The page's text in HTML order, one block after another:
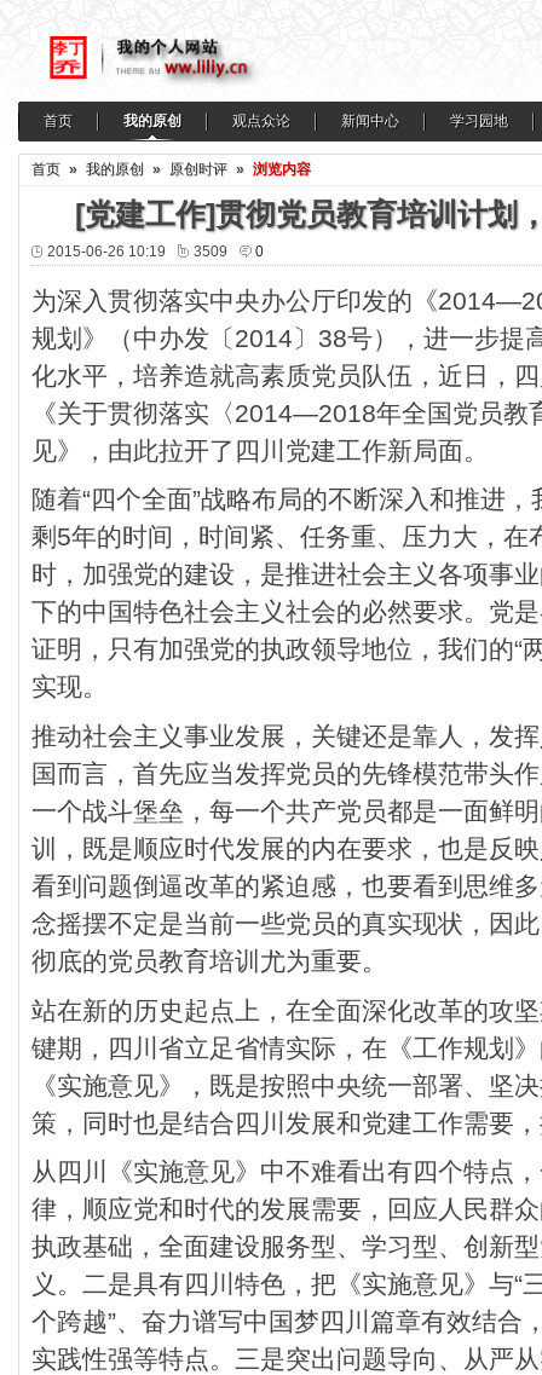
首页 我的原创 观点众论 新闻中心 学习园地
首页 » 我的原创 » 原创时评 » 浏览内容
[党建工作]贯彻党员教育培训计划
2015-06-26 10:19 3509 0
为深入贯彻落实中央办公厅印发的《
规划》（中办发〔2014〕38号），进一步提
化水平，培养造就高素质党员队伍，近日，
《关于贯彻落实〈2014—2018年全国党员教
见》，由此拉开了四川党建工作新局面。
随着“四个全面”战略布局的不断深入和推进
剩5年的时间，时间紧、任务重、压力大，在
时，加强党的建设，是推进社会主义各项事
下的中国特色社会主义社会的必然要求。党
证明，只有加强党的执政领导地位，我们的“
实现。
推动社会主义事业发展，关键还是靠人，发
国而言，首先应当发挥党员的先锋模范带头
一个战斗堡垒，每一个共产党员都是一面鲜
训，既是顺应时代发展的内在要求，也是反
看到问题倒逼改革的紧迫感，也要看到思维
念摇摆不定是当前一些党员的真实现状，因
彻底的党员教育培训尤为重要。
站在新的历史起点上，在全面深化改革的攻
键期，四川省立足省情实际，在《工作规划
《实施意见》，既是按照中央统一部署、坚
策，同时也是结合四川发展和党建工作需要
从四川《实施意见》中不难看出有四个特点
律，顺应党和时代的发展需要，回应人民群
执政基础，全面建设服务型、学习型、创新
义。二是具有四川特色，把《实施意见》与“
个跨越”、奋力谱写中国梦四川篇章有效结合
实践性强等特点。三是突出问题导向、从严